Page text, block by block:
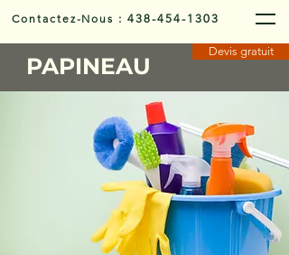
Contactez-Nous :438-454-1303
PAPINEAU
Devis gratuit